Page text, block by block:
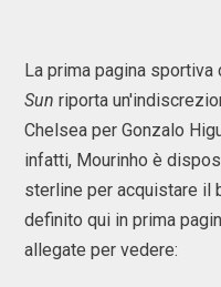
La prima pagina
Sun riporta
Chelsea per Gonzalo
infatti, Mourinho è
sterline per acquistare il
definito qui in prima
allegate per vedere: